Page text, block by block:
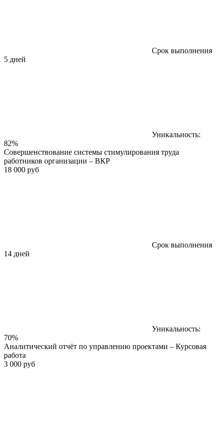
Срок выполнения
5 дней
Уникальность:
82%
Совершенствование системы стимулирования труда
работников организации – ВКР
18 000 руб
Срок выполнения
14 дней
Уникальность:
70%
Аналитический отчёт по управлению проектами – Курсовая
работа
3 000 руб